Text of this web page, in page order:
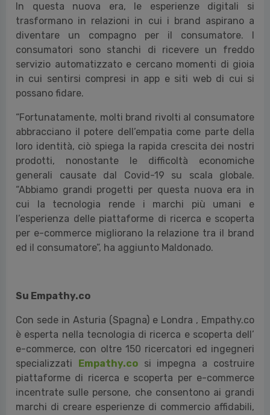
In questa nuova era, le esperienze digitali si
trasformano in relazioni in cui i brand aspirano a
diventare un compagno per il consumatore. I
consumatori sono stanchi di ricevere un freddo
servizio automatizzato e cercano momenti di gioia
in cui sentirsi compresi in app e siti web di cui si
possano fidare.
“Fortunatamente, molti brand rivolti al consumatore
abbracciano il potere dell’empatia come parte della
loro identità, ciò spiega la rapida crescita dei nostri
prodotti, nonostante le difficoltà economiche
generali causate dal Covid-19 su scala globale.
“Abbiamo grandi progetti per questa nuova era in
cui la tecnologia rende i marchi più umani e
l’esperienza delle piattaforme di ricerca e scoperta
per e-commerce migliorano la relazione tra il brand
ed il consumatore”, ha aggiunto Maldonado.
Su Empathy.co
Con sede in Asturia (Spagna) e Londra , Empathy.co
è esperta nella tecnologia di ricerca e scoperta dell’
e-commerce, con oltre 150 ricercatori ed ingegneri
specializzati Empathy.co si impegna a costruire
piattaforme di ricerca e scoperta per e-commerce
incentrate sulle persone, che consentono ai grandi
marchi di creare esperienze di commercio affidabili,